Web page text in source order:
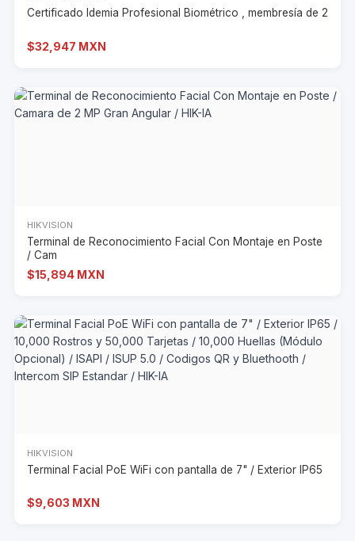
Certificado Idemia Profesional Biométrico , membresía de 2
$32,947 MXN
HIKVISION
Terminal de Reconocimiento Facial Con Montaje en Poste
/ Cam
$15,894 MXN
HIKVISION
Terminal Facial PoE WiFi con pantalla de 7" / Exterior IP65
$9,603 MXN